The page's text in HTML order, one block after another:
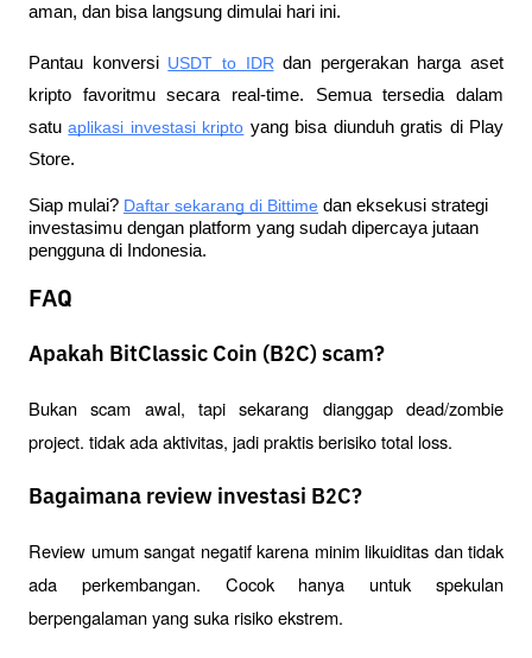
aman, dan bisa langsung dimulai hari ini.
Pantau konversi USDT to IDR dan pergerakan harga aset
kripto favoritmu secara real-time. Semua tersedia dalam
satu aplikasi investasi kripto yang bisa diunduh gratis di Play
Store.
Siap mulai? Daftar sekarang di Bittime dan eksekusi strategi
investasimu dengan platform yang sudah dipercaya jutaan
pengguna di Indonesia.
FAQ
Apakah BitClassic Coin (B2C) scam?
Bukan scam awal, tapi sekarang dianggap dead/zombie
project. tidak ada aktivitas, jadi praktis berisiko total loss.
Bagaimana review investasi B2C?
Review umum sangat negatif karena minim likuiditas dan tidak
ada perkembangan. Cocok hanya untuk spekulan
berpengalaman yang suka risiko ekstrem.